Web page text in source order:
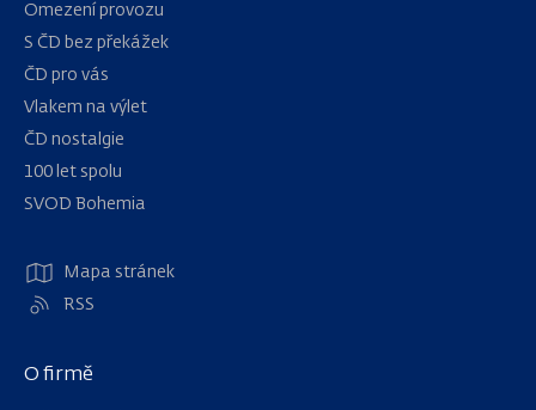
Omezení provozu
S ČD bez překážek
ČD pro vás
Vlakem na výlet
ČD nostalgie
100 let spolu
SVOD Bohemia
Mapa stránek
RSS
O firmě